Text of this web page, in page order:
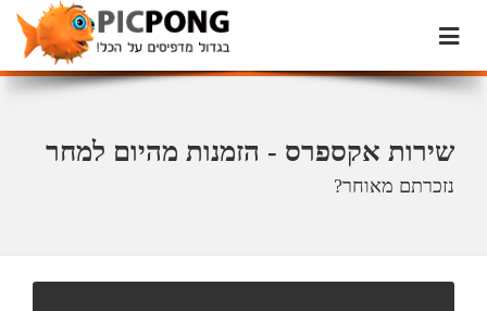
שירות אקספרס - הזמנות מהיום למחר
נזכרתם מאוחר?